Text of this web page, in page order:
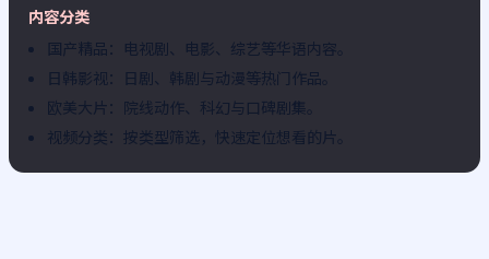
内容分类
国产精品：电视剧、电影、综艺等华语内容。
日韩影视：日剧、韩剧与动漫等热门作品。
欧美大片：院线动作、科幻与口碑剧集。
视频分类：按类型筛选，快速定位想看的片。